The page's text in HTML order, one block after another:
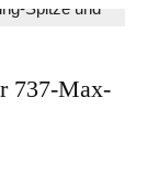
737-Max-